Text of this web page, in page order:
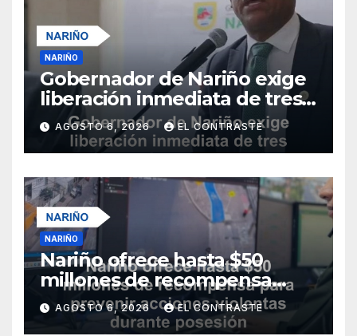
NARIÑO
Gobernador de Nariño exige
liberación inmediata de tres
uniformados secuestrados
AGOSTO 6, 2026 EL CONTRASTE
NARIÑO
Nariño ofrece hasta $50
millones de recompensa
para prevenir acciones
violentas durante posesión
AGOSTO 6, 2026 EL CONTRASTE